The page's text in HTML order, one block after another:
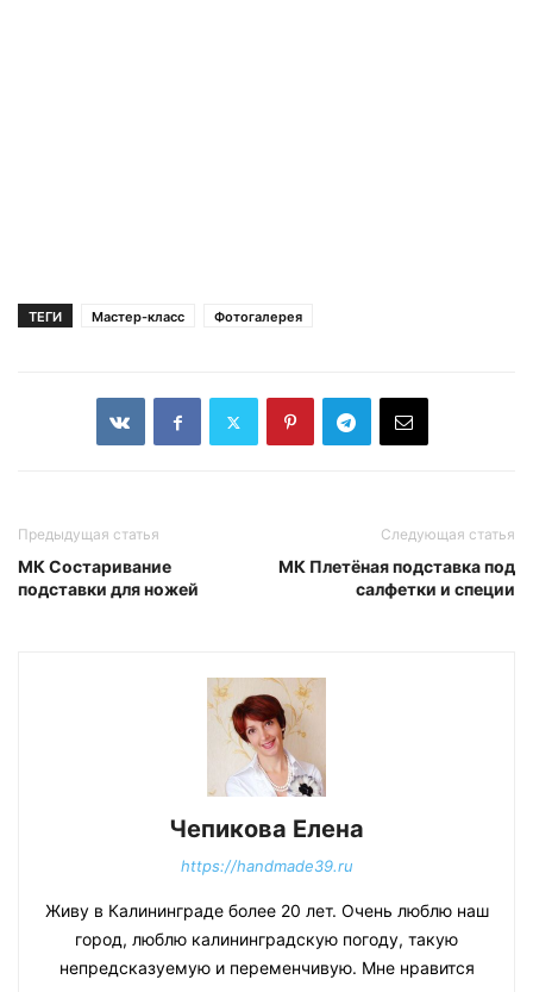
ТЕГИ Мастер-класс Фотогалерея
Предыдущая статья
МК Состаривание
подставки для ножей
Следующая статья
МК Плетёная подставка под
салфетки и специи
Чепикова Елена
https://handmade39.ru
Живу в Калининграде более 20 лет. Очень люблю наш
город, люблю калининградскую погоду, такую
непредсказуемую и переменчивую. Мне нравится